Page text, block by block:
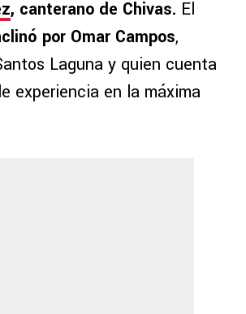
, canterano de Chivas. El
por Omar Campos,
Laguna y quien cuenta
experiencia en la máxima